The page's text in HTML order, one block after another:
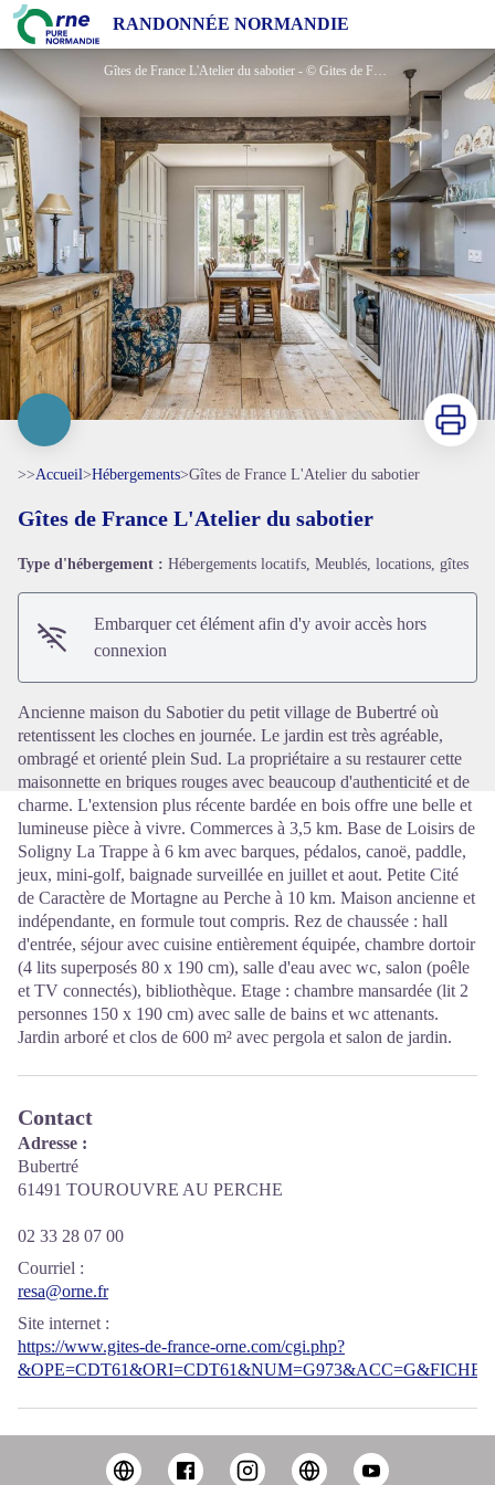
RANDONNÉE NORMANDIE
Gîtes de France L'Atelier du sabotier
Gîtes de France L'Atelier du sabotier - © Gites de France Orne
Voir l'image en plein écran
Imprimer
>>Accueil>Hébergements>Gîtes de France L'Atelier du sabotier
Gîtes de France L'Atelier du sabotier
Type d'hébergement : Hébergements locatifs, Meublés, locations, gîtes
Embarquer cet élément afin d'y avoir accès hors
connexion
Ancienne maison du Sabotier du petit village de Bubertré où
retentissent les cloches en journée. Le jardin est très agréable,
ombragé et orienté plein Sud. La propriétaire a su restaurer cette
maisonnette en briques rouges avec beaucoup d'authenticité et de
charme. L'extension plus récente bardée en bois offre une belle et
lumineuse pièce à vivre. Commerces à 3,5 km. Base de Loisirs de
Soligny La Trappe à 6 km avec barques, pédalos, canoë, paddle,
jeux, mini-golf, baignade surveillée en juillet et aout. Petite Cité
de Caractère de Mortagne au Perche à 10 km. Maison ancienne et
indépendante, en formule tout compris. Rez de chaussée : hall
d'entrée, séjour avec cuisine entièrement équipée, chambre dortoir
(4 lits superposés 80 x 190 cm), salle d'eau avec wc, salon (poêle
et TV connectés), bibliothèque. Etage : chambre mansardée (lit 2
personnes 150 x 190 cm) avec salle de bains et wc attenants.
Jardin arboré et clos de 600 m² avec pergola et salon de jardin.
Contact
Adresse :
Bubertré
61491 TOUROUVRE AU PERCHE
02 33 28 07 00
Courriel :
resa@orne.fr
Site internet :
https://www.gites-de-france-orne.com/cgi.php?